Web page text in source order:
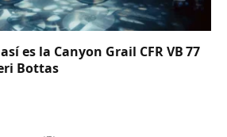
es la Canyon Grail CFR VB 77
Bottas